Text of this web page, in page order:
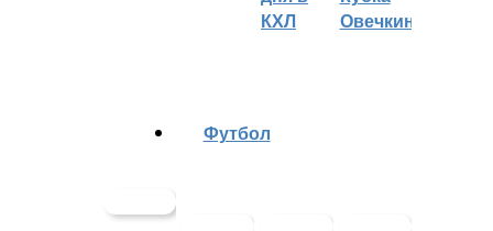
КХЛ
Овечкина
Футбол